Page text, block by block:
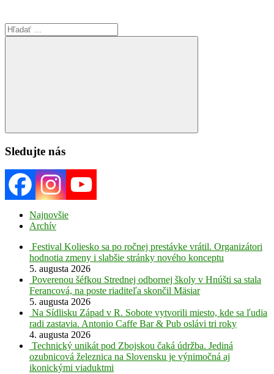
Search
for:
Search
Sledujte nás
Najnovšie
Archív
Festival Koliesko sa po ročnej prestávke vrátil. Organizátori
hodnotia zmeny i slabšie stránky nového konceptu
5. augusta 2026
Poverenou šéfkou Strednej odbornej školy v Hnúšti sa stala
Ferancová, na poste riaditeľa skončil Mäsiar
5. augusta 2026
Na Sídlisku Západ v R. Sobote vytvorili miesto, kde sa ľudia
radi zastavia. Antonio Caffe Bar & Pub oslávi tri roky
4. augusta 2026
Technický unikát pod Zbojskou čaká údržba. Jediná
ozubnicová železnica na Slovensku je výnimočná aj
ikonickými viaduktmi